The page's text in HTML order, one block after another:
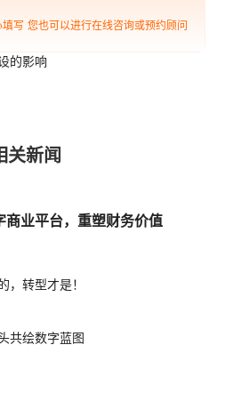
与意义
的影响
关新闻
商业平台，重塑财务价值
，转型才是！
共绘数字蓝图
写 您也可以进行在线咨询或预约顾问